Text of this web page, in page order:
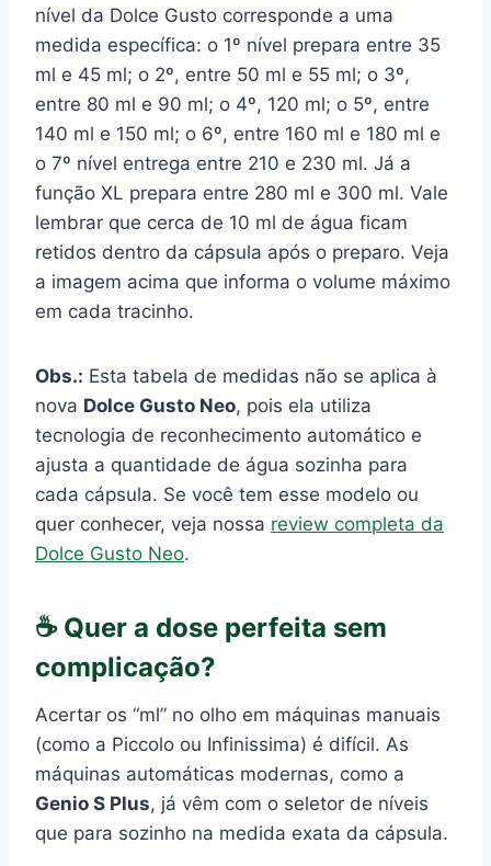
nível da Dolce Gusto corresponde a uma
medida específica: o 1º nível prepara entre 35
ml e 45 ml; o 2º, entre 50 ml e 55 ml; o 3º,
entre 80 ml e 90 ml; o 4º, 120 ml; o 5º, entre
140 ml e 150 ml; o 6º, entre 160 ml e 180 ml e
o 7º nível entrega entre 210 e 230 ml. Já a
função XL prepara entre 280 ml e 300 ml. Vale
lembrar que cerca de 10 ml de água ficam
retidos dentro da cápsula após o preparo. Veja
a imagem acima que informa o volume máximo
em cada tracinho.
Obs.: Esta tabela de medidas não se aplica à
nova Dolce Gusto Neo, pois ela utiliza
tecnologia de reconhecimento automático e
ajusta a quantidade de água sozinha para
cada cápsula. Se você tem esse modelo ou
quer conhecer, veja nossa review completa da
Dolce Gusto Neo.
☕ Quer a dose perfeita sem
complicação?
Acertar os “ml” no olho em máquinas manuais
(como a Piccolo ou Infinissima) é difícil. As
máquinas automáticas modernas, como a
Genio S Plus, já vêm com o seletor de níveis
que para sozinho na medida exata da cápsula.